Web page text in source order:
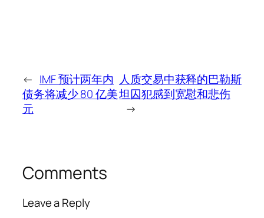
← IMF 预计两年内
债务将减少 80 亿美
元
人质交易中获释的巴勒斯
坦囚犯感到宽慰和悲伤
→
Comments
Leave a Reply